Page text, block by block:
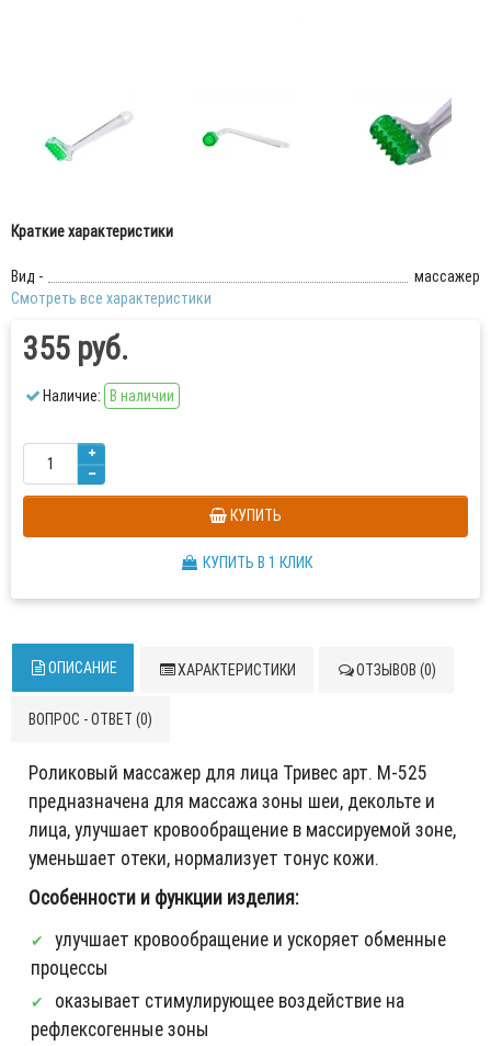
Краткие характеристики
Вид -
массажер
Смотреть все характеристики
355 руб.
Наличие: В наличии
КУПИТЬ
КУПИТЬ В 1 КЛИК
ОПИСАНИЕ ХАРАКТЕРИСТИКИ ОТЗЫВОВ (0)
ВОПРОС - ОТВЕТ (0)
Роликовый массажер для лица Тривес арт. М-525
предназначена для массажа зоны шеи, декольте и
лица, улучшает кровообращение в массируемой зоне,
уменьшает отеки, нормализует тонус кожи.
Особенности и функции изделия:
улучшает кровообращение и ускоряет обменные
процессы
оказывает стимулирующее воздействие на
рефлексогенные зоны